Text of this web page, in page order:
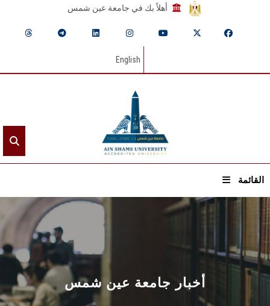
أهلاً بك في جامعة عين شمس
English
القائمة
الرئيسيـة
عن الجامعة
القطاعـات أخبار جامعة عين شمس